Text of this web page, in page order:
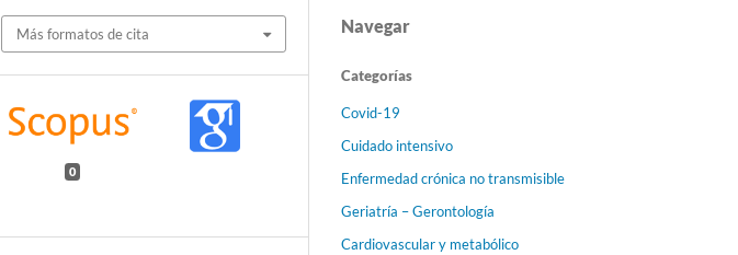
Más formatos de cita
0
Navegar
Categorías
Covid-19
Cuidado intensivo
Enfermedad crónica no transmisible
Geriatría – Gerontología
Cardiovascular y metabólico